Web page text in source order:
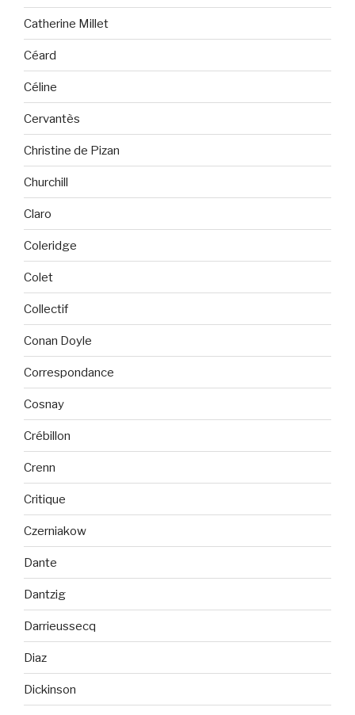
Catherine Millet
Céard
Céline
Cervantès
Christine de Pizan
Churchill
Claro
Coleridge
Colet
Collectif
Conan Doyle
Correspondance
Cosnay
Crébillon
Crenn
Critique
Czerniakow
Dante
Dantzig
Darrieussecq
Diaz
Dickinson